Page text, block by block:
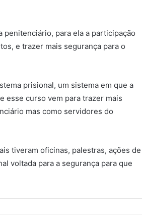
penitenciário, para ela a participação
e trazer mais segurança para o
prisional, um sistema em que a
esse curso vem para trazer mais
mas como servidores do
tiveram oficinas, palestras, ações de
voltada para a segurança para que